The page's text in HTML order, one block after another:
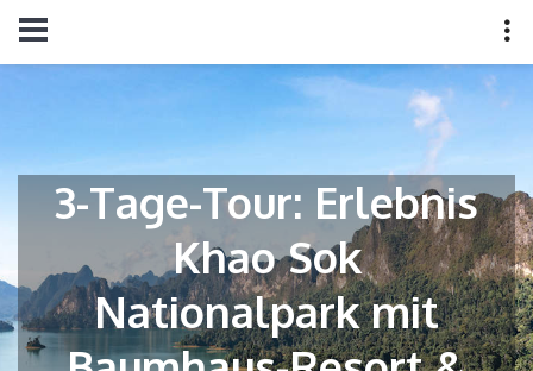
3-Tage-Tour: Erlebnis
Khao Sok
Nationalpark mit